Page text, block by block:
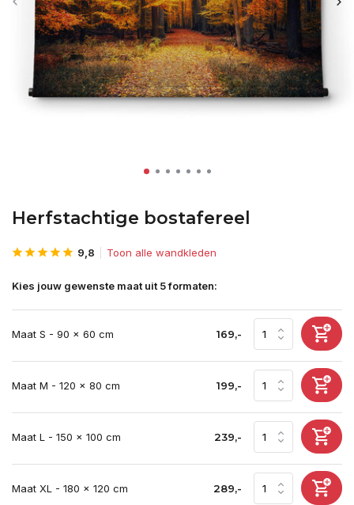
Herfstachtige bostafereel
9,8 Toon alle wandkleden
Kies jouw gewenste maat uit 5 formaten:
Maat S - 90 x 60 cm 169,-
Maat M - 120 x 80 cm 199,-
Maat L - 150 x 100 cm 239,-
Maat XL - 180 x 120 cm 289,-